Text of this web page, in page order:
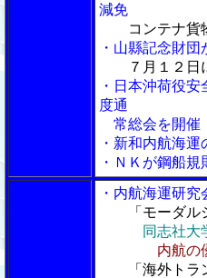
減免
コンテナ貨
・山縣記念財
７月１２
・日本沖荷役
度通
常総会を開催
・新和内航海
・ＮＫが鋼船
・内航海運研
「モーダ
同志社大
内航の
「海外ト